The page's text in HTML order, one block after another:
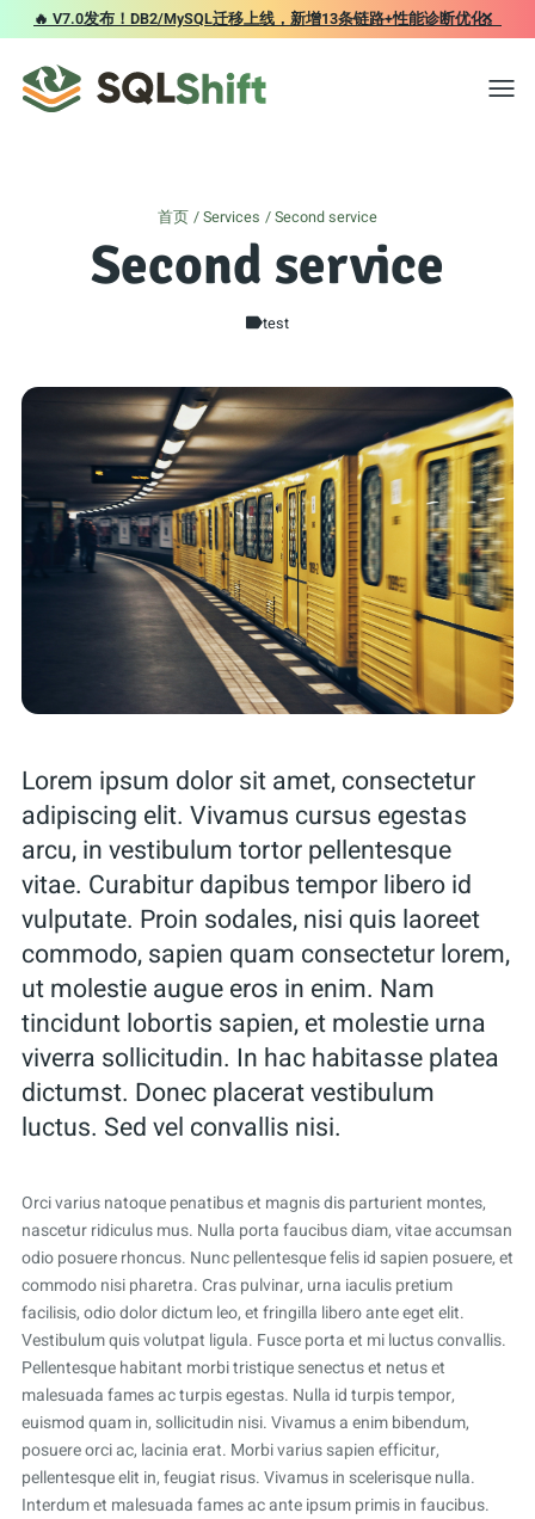
🔥 V7.0发布！DB2/MySQL迁移上线，新增13条链路+性能诊断优化。
×
首页 Services Second service
Second service
test
Lorem ipsum dolor sit amet, consectetur
adipiscing elit. Vivamus cursus egestas
arcu, in vestibulum tortor pellentesque
vitae. Curabitur dapibus tempor libero id
vulputate. Proin sodales, nisi quis laoreet
commodo, sapien quam consectetur lorem,
ut molestie augue eros in enim. Nam
tincidunt lobortis sapien, et molestie urna
viverra sollicitudin. In hac habitasse platea
dictumst. Donec placerat vestibulum
luctus. Sed vel convallis nisi.
Orci varius natoque penatibus et magnis dis parturient montes,
nascetur ridiculus mus. Nulla porta faucibus diam, vitae accumsan
odio posuere rhoncus. Nunc pellentesque felis id sapien posuere, et
commodo nisi pharetra. Cras pulvinar, urna iaculis pretium
facilisis, odio dolor dictum leo, et fringilla libero ante eget elit.
Vestibulum quis volutpat ligula. Fusce porta et mi luctus convallis.
Pellentesque habitant morbi tristique senectus et netus et
malesuada fames ac turpis egestas. Nulla id turpis tempor,
euismod quam in, sollicitudin nisi. Vivamus a enim bibendum,
posuere orci ac, lacinia erat. Morbi varius sapien efficitur,
pellentesque elit in, feugiat risus. Vivamus in scelerisque nulla.
Interdum et malesuada fames ac ante ipsum primis in faucibus.